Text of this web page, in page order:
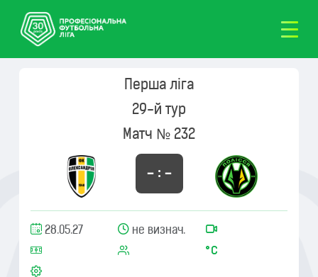
Перша ліга
29-й тур
Матч № 232
– : –
28.05.27 не визнач.